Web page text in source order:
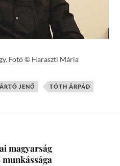
Fotó © Haraszti Mária
JENŐ TÓTH ÁRPÁD
magyarság